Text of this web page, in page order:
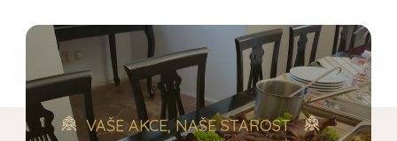
VAŠE AKCE, NAŠE STAROST